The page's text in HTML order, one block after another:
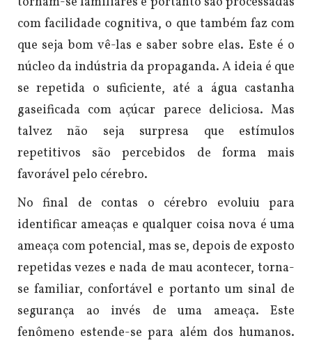
com facilidade cognitiva, o que também faz com
que seja bom vê-las e saber sobre elas. Este é o
núcleo da indústria da propaganda. A ideia é que
se repetida o suficiente, até a água castanha
gaseificada com açúcar parece deliciosa. Mas
talvez não seja surpresa que estímulos
repetitivos são percebidos de forma mais
favorável pelo cérebro.
No final de contas o cérebro evoluiu para
identificar ameaças e qualquer coisa nova é uma
ameaça com potencial, mas se, depois de exposto
repetidas vezes e nada de mau acontecer, torna-
se familiar, confortável e portanto um sinal de
segurança ao invés de uma ameaça. Este
fenômeno estende-se para além dos humanos.